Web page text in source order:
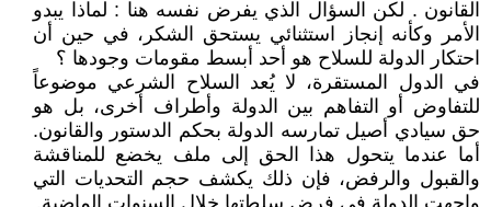
القانون . لكن السؤال الذي يفرض نفسه هنا : لماذا يبدو
الأمر وكأنه إنجاز استثنائي يستحق الشكر، في حين أن
احتكار الدولة للسلاح هو أحد أبسط مقومات وجودها ؟
في الدول المستقرة، لا يُعد السلاح الشرعي موضوعاً
للتفاوض أو التفاهم بين الدولة وأطراف أخرى، بل هو
حق سيادي أصيل تمارسه الدولة بحكم الدستور والقانون.
أما عندما يتحول هذا الحق إلى ملف يخضع للمناقشة
والقبول والرفض، فإن ذلك يكشف حجم التحديات التي